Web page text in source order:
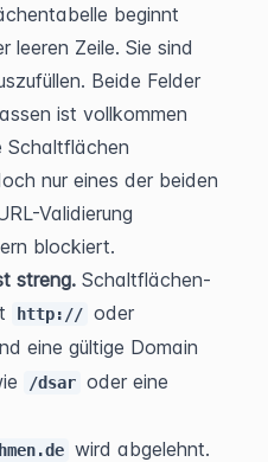
beginnt
leeren Zeile. Sie sind
Beide Felder
ist vollkommen
Schaltflächen
nur eines der beiden
Validierung
blockiert.
streng. Schaltflächen-
http://
eine gültige Domain
/dsar oder eine
wird abgelehnt.